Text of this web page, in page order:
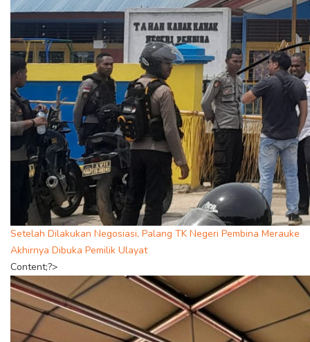
Setelah Dilakukan Negosiasi, Palang TK Negeri Pembina Merauke
Akhirnya Dibuka Pemilik Ulayat
Content;?>